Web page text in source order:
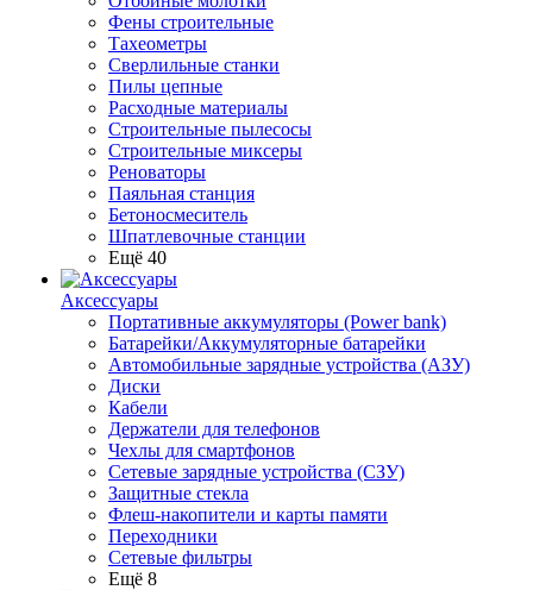
Фены строительные
Тахеометры
Сверлильные станки
Пилы цепные
Расходные материалы
Строительные пылесосы
Строительные миксеры
Реноваторы
Паяльная станция
Бетоносмеситель
Шпатлевочные станции
Ещё 40
Аксессуары
Портативные аккумуляторы (Power bank)
Батарейки/Аккумуляторные батарейки
Автомобильные зарядные устройства (АЗУ)
Диски
Кабели
Держатели для телефонов
Чехлы для смартфонов
Сетевые зарядные устройства (СЗУ)
Защитные стекла
Флеш-накопители и карты памяти
Переходники
Сетевые фильтры
Ещё 8